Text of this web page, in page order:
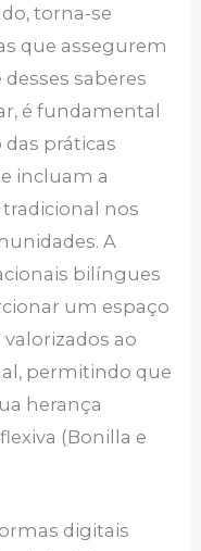
torna-se
que assegurem
saberes
é fundamental
práticas
incluam a
nos
A
bilíngues
um espaço
ao
permitindo que
herança
(Bonilla e
digitais